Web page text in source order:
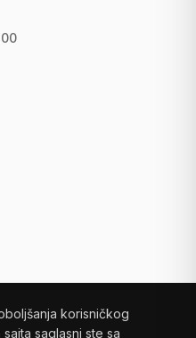
korisničkog
saglasni ste sa